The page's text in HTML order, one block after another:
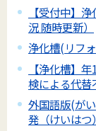
【受付中】
況 随時更新）
浄化槽(リフ
【浄化槽】
検による代
外国語版(が
発（けいはつ